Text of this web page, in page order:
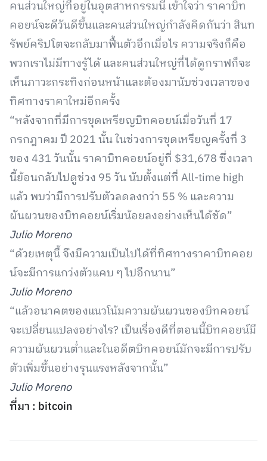
คนส่วนใหญ่ที่อยู่ในอุตสาหกรรมนี้ เข้าใจว่า ราคาบิท
คอยน์จะดีวันดีขึ้นและคนส่วนใหญ่กำลังคิดกันว่า สินท
รัพย์คริปโตจะกลับมาฟื้นตัวอีกเมื่อไร ความจริงก็คือ
พวกเราไม่มีทางรู้ได้ และคนส่วนใหญ่ที่ได้ดูกราฟก็จะ
เห็นภาวะกระทิงก่อนหน้าและต้องมานับช่วงเวลาของ
ทิศทางราคาใหม่อีกครั้ง
“หลังจากที่มีการขุดเหรียญบิทคอยน์เมื่อวันที่ 17
กรกฎาคม ปี 2021 นั้น ในช่วงการขุดเหรียญครั้งที่ 3
ของ 431 วันนั้น ราคาบิทคอยน์อยู่ที่ $31,678 ซึ่งเวลา
นี้ย้อนกลับไปดูช่วง 95 วัน นับตั้งแต่ที่ All-time high
แล้ว พบว่ามีการปรับตัวลดลงกว่า 55 % และความ
ผันผวนของบิทคอยน์เริ่มน้อยลงอย่างเห็นได้ชัด”
Julio Moreno
“ด้วยเหตุนี้ จึงมีความเป็นไปได้ที่ทิศทางราคาบิทคอย
น์จะมีการแกว่งตัวแคบ ๆ ไปอีกนาน”
Julio Moreno
“แล้วอนาคตของแนวโน้มความผันผวนของบิทคอยน์
จะเปลี่ยนแปลงอย่างไร? เป็นเรื่องดีที่ตอนนี้บิทคอยน์มี
ความผันผวนต่ำและในอดีตบิทคอยน์มักจะมีการปรับ
ตัวเพิ่มขึ้นอย่างรุนแรงหลังจากนั้น”
Julio Moreno
ที่มา : bitcoin